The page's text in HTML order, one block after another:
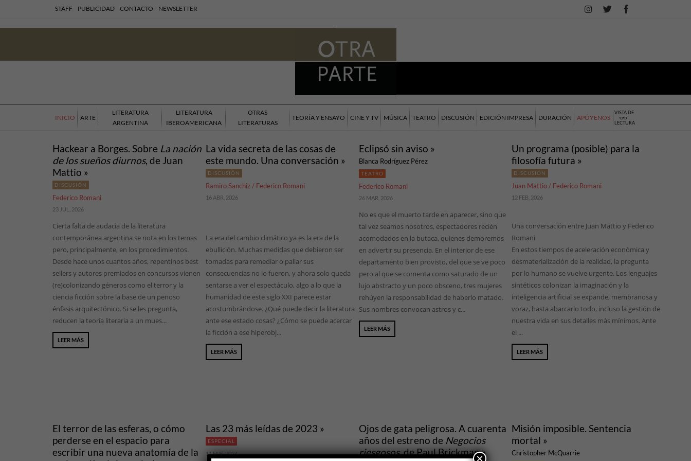
STAFF PUBLICIDAD CONTACTO NEWSLETTER
INICIO ARTE
LITERATURA
ARGENTINA
LITERATURA
IBEROAMERICANA
OTRAS
LITERATURAS
TEORÍA Y ENSAYO CINE Y TV MÚSICA TEATRO DISCUSIÓN EDICIÓN IMPRESA DURACIÓN APÓYENOS
VISTA DE
LECTURA
Hackear a Borges. Sobre La nación
de los sueños diurnos, de Juan
Mattio »
DISCUSIÓN
Federico Romani
23 JUL, 2026
Cierta falta de audacia de la literatura
contemporánea argentina se nota en los temas
pero, principalmente, en los procedimientos.
Desde hace unos cuantos años, repentinos best
sellers y autores premiados en concursos vienen
(re)colonizando géneros como el terror y la
ciencia ficción sobre la base de un penoso
énfasis arquitectónico. Si se les pregunta,
reducen la teoría literaria a un mues...
LEER MÁS
El terror de las esferas, o cómo
perderse en el espacio para
escribir una nueva anatomía de la
La vida secreta de las cosas de
este mundo. Una conversación »
DISCUSIÓN
Ramiro Sanchiz / Federico Romani
16 ABR, 2026
La era del cambio climático ya es la era de la
ebullición. Muchas medidas que debieron ser
tomadas para remediar o paliar sus
consecuencias no lo fueron, y ahora solo queda
sentarse a ver el espectáculo, algo a lo que la
humanidad de este siglo XXI parece estar
acostumbrándose. ¿Qué puede decir la literatura
ante ese estado cosas? ¿Cómo se puede acercar
la ficción a ese hiperobj...
LEER MÁS
Las 23 más leídas de 2023 »
ESPECIAL
11 ENE, 2024
Eclipsó sin aviso »
Blanca Rodríguez Pérez
TEATRO
Federico Romani
26 MAR, 2026
No es que el muerto tarde en aparecer, sino que
tal vez seamos nosotros, espectadores recién
acomodados en la butaca, quienes demoremos
en advertir su presencia. En el interior de ese
departamento bien provisto, del que se ve poco
pero al que se comenta como saturado de un
lujo abstracto y un poco obsceno, tres mujeres
rehúyen la responsabilidad de haberlo matado.
Sus nombres convocan astros y c...
LEER MÁS
Ojos de gata peligrosa. A cuarenta
años del estreno de Negocios
riesgosos, de Paul Brickman »
Un programa (posible) para la
filosofía futura »
DISCUSIÓN
Juan Mattio / Federico Romani
12 FEB, 2026
Una conversación entre Juan Mattio y Federico
Romani
En estos tiempos de aceleración económica y
desmaterialización de la realidad, la pregunta
por lo humano se vuelve urgente. Los lenguajes
sintéticos colonizan la imaginación y la
inteligencia artificial se expande, membranosa y
voraz, hasta abarcarlo todo, incluso la gestión de
nuestra vida en sus detalles más mínimos. Ante
el ...
LEER MÁS
Misión imposible. Sentencia
mortal »
Christopher McQuarrie